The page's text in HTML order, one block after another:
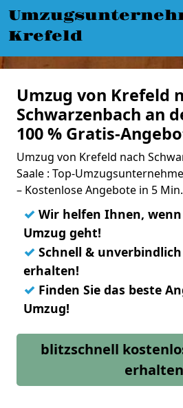
Krefeld
Umzug von Krefeld
Schwarzenbach an
100 % Gratis-
Umzug von Krefeld nach
Saale : Top-
– Kostenlose Angebote in 5 Min.
✓ Wir helfen Ihnen,
Umzug geht!
✓ Schnell &
erhalten!
✓ Finden Sie das beste
Umzug!
blitzschnell
erhalten